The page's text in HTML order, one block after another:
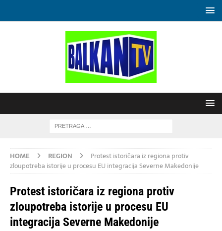
HOME REGION
Protest istoričara iz regiona protiv
zloupotreba istorije u procesu EU integracija Severne Makedonije
Protest istoričara iz regiona protiv
zloupotreba istorije u procesu EU
integracija Severne Makedonije